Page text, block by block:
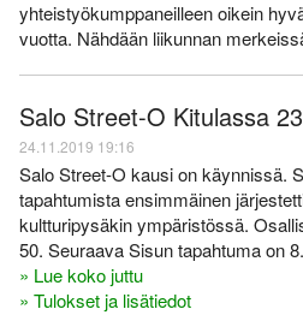
Kalenteri
Menneitä
28.8.2021
Varsinais-Suomen Rastipäivät
8.–9.8.2020
Varsinais-Suomen AM-yö
7.9.2018
Varsinais-Suomen AM-
keskimatka 3.6.2018
Tulosarkisto
Netti-ilmo
Intranet
Ylläpito
RSS
yhteistyökumppaneilleen oikein
vuotta. Nähdään liikunnan
Salo Street-O Kitulassa
24.11.2019 19:16
Salo Street-O kausi on käynnissä.
tapahtumista ensimmäinen
kultturipysäkin ympäristössä.
50. Seuraava Sisun tapahtuma on
» Lue koko juttu
» Tulokset ja lisätiedot